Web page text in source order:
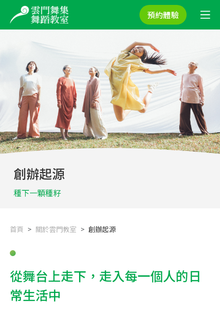
預約體驗
創辦起源
種下一顆種籽
首頁 關於雲門教室 創辦起源
從舞台上走下，走入每一個人的日
常生活中